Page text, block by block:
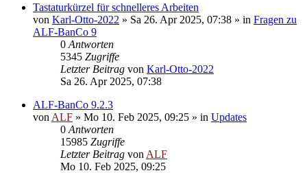
Tastaturkürzel für schnelleres Arbeiten
von Karl-Otto-2022 » Sa 26. Apr 2025, 07:38 » in Fragen zu
ALF-BanCo 9
0 Antworten
5345 Zugriffe
Letzter Beitrag von Karl-Otto-2022
Sa 26. Apr 2025, 07:38
ALF-BanCo 9.2.3
von ALF » Mo 10. Feb 2025, 09:25 » in Updates
0 Antworten
15985 Zugriffe
Letzter Beitrag von ALF
Mo 10. Feb 2025, 09:25